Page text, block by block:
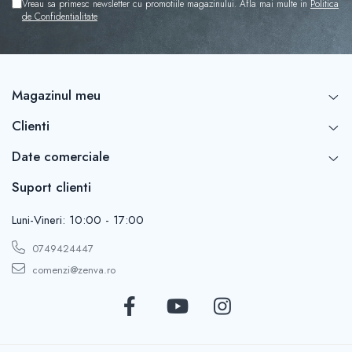
Rascals
Raspundel Istetel
Sparkle Girlz
Stumble Guys
Unicorn Academy
Zenva-Auto
Lanard Toys
Vreau sa primesc newsletter cu promotiile magazinului. Afla mai multe in Politica
de Confidentialitate
Magazinul meu
Clienti
Date comerciale
Suport clienti
Luni-Vineri: 10:00 - 17:00
0749424447
comenzi@zenva.ro